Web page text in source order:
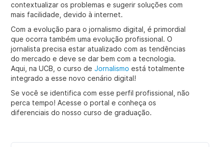
contextualizar os problemas e sugerir soluções com
mais facilidade, devido à internet.
Com a evolução para o jornalismo digital, é primordial
que ocorra também uma evolução profissional. O
jornalista precisa estar atualizado com as tendências
do mercado e deve se dar bem com a tecnologia.
Aqui, na UCB, o curso de Jornalismo está totalmente
integrado a esse novo cenário digital!
Se você se identifica com esse perfil profissional, não
perca tempo! Acesse o portal e conheça os
diferenciais do nosso curso de graduação.